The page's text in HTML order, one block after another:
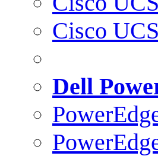
Cisco
Dell